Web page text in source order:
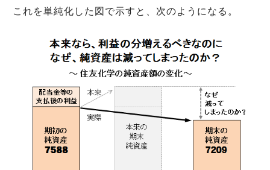
これを単純化した図で示すと、次のようになる。